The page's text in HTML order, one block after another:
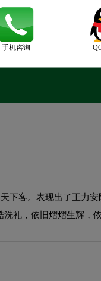
客。表现出了王力
礼，依旧熠熠生辉，
手机咨询